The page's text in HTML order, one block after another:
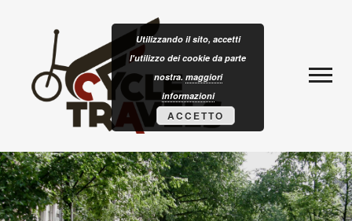
Utilizzando il sito, accetti
l'utilizzo dei cookie da parte
nostra. maggiori
informazioni
ACCETTO